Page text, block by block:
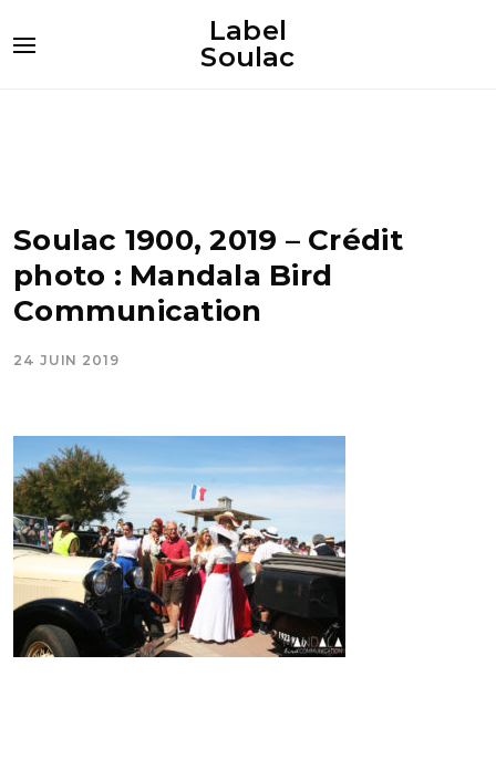
Label
Soulac
Soulac 1900, 2019 – Crédit
photo : Mandala Bird
Communication
24 JUIN 2019